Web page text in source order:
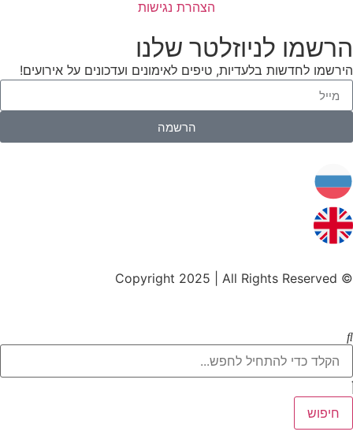
הצהרת נגישות
הרשמו לניוזלטר שלנו
הירשמו לחדשות בלעדיות, טיפים לאימונים ועדכונים על אירועים!
הרשמה
© Copyright 2025 | All Rights Reserved
חיפוש